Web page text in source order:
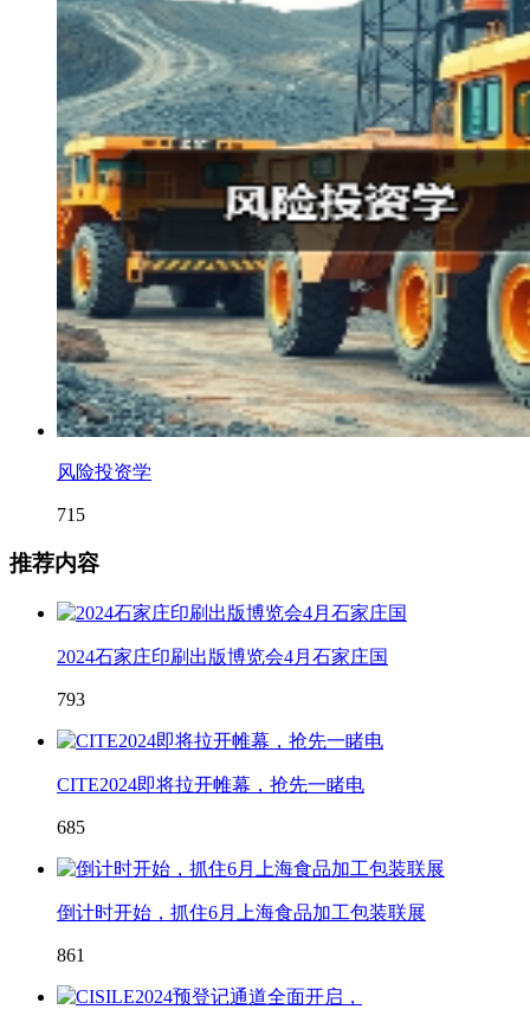
风险投资学
715
推荐内容
2024石家庄印刷出版博览会4月石家庄国
793
CITE2024即将拉开帷幕，抢先一睹电
685
倒计时开始，抓住6月上海食品加工包装联展
861